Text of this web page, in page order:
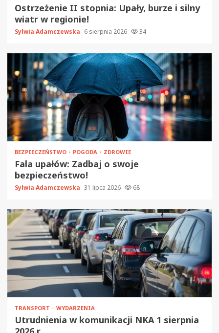
Ostrzeżenie II stopnia: Upały, burze i silny
wiatr w regionie!
Sylwia Adamczewska 6 sierpnia 2026 34
BEZPIECZEŃSTWO POGODA ZDROWIE
Fala upałów: Zadbaj o swoje
bezpieczeństwo!
Sylwia Adamczewska 31 lipca 2026 68
TRANSPORT WYDARZENIA
Utrudnienia w komunikacji NKA 1 sierpnia